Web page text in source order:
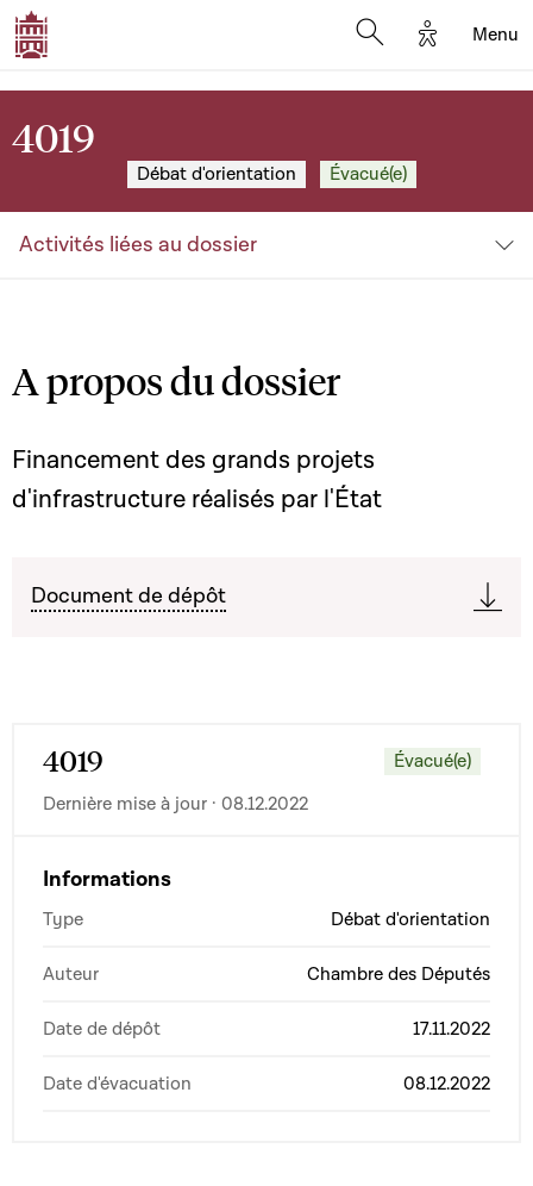
Options
Menu
4019
Débat d'orientation Évacué(e)
Activités liées au dossier
A propos du dossier
Financement des grands projets
d'infrastructure réalisés par l'État
Document de dépôt
4019
Évacué(e)
Dernière mise à jour · 08.12.2022
Informations
Type Débat d'orientation
Auteur Chambre des Députés
Date de dépôt 17.11.2022
Date d'évacuation 08.12.2022